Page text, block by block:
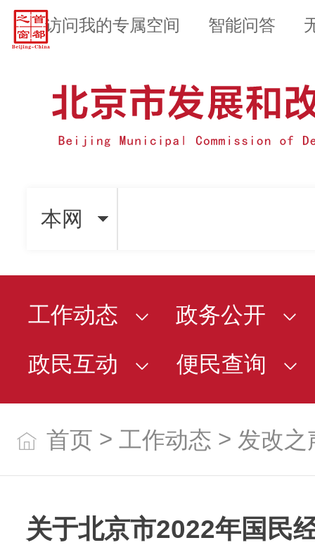
访问我的专属空间 智能问答
本网
工作动态
政务公开
政民互动
便民查询
首页 > 工作动态 > 发改之
关于北京市2022年国民